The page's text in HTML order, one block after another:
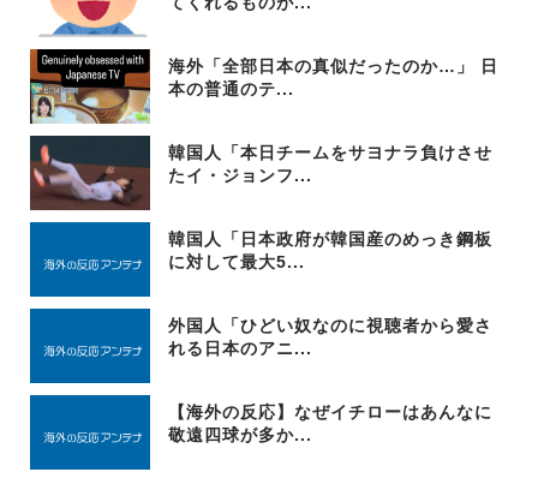
海外「全部日本の真似だったのか…」 日
本の普通のテ...
韓国人「本日チームをサヨナラ負けさせ
たイ・ジョンフ...
韓国人「日本政府が韓国産のめっき鋼板
に対して最大5...
外国人「ひどい奴なのに視聴者から愛さ
れる日本のアニ...
【海外の反応】なぜイチローはあんなに
敬遠四球が多か...